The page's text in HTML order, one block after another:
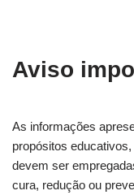
Aviso
As informações
propósitos
devem ser
cura, redução ou